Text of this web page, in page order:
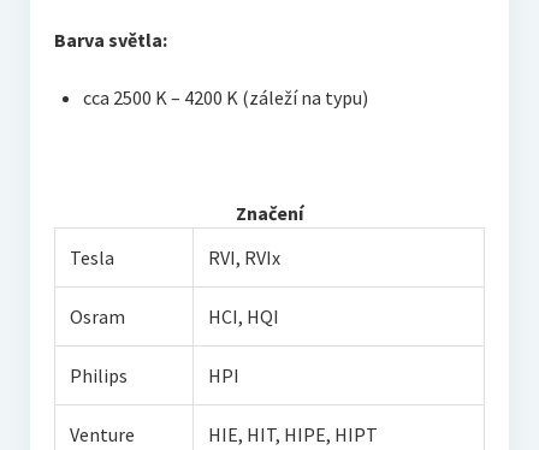
Barva světla:
cca 2500 K – 4200 K (záleží na typu)
Značení
Tesla
RVI, RVIx
Osram HCI, HQI
Philips HPI
Venture HIE, HIT, HIPE, HIPT